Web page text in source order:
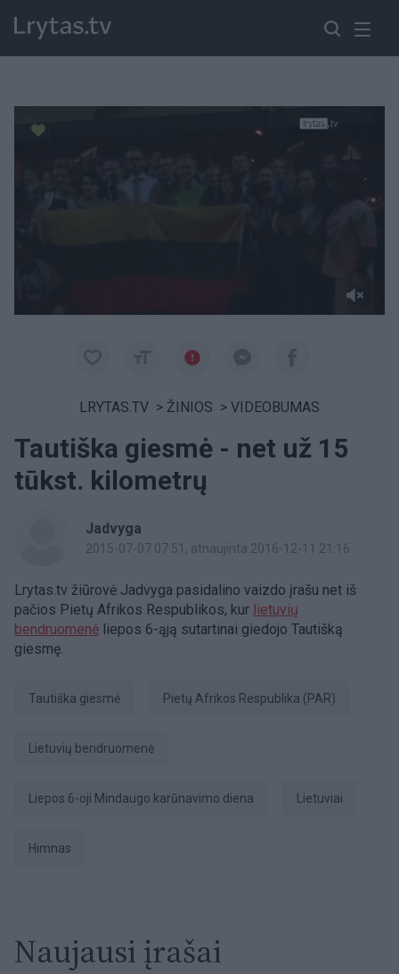
LRYTAS.TV > ŽINIOS > VIDEOBUMAS
Tautiška giesmė - net už 15
tūkst. kilometrų
Jadvyga
2015-07-07 07:51 , atnaujinta 2016-12-11 21:16
Lrytas.tv žiūrovė Jadvyga pasidalino vaizdo įrašu net iš
pačios Pietų Afrikos Respublikos, kur lietuvių
bendruomenė liepos 6-ąją sutartinai giedojo Tautišką
giesmę.
Tautiška giesmė Pietų Afrikos Respublika (PAR)
lietuvių bendruomenė
Liepos 6-oji Mindaugo karūnavimo diena lietuviai
himnas
Naujausi įrašai